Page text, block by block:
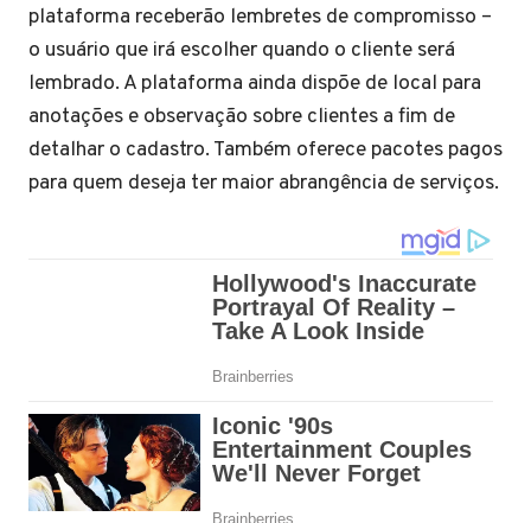
plataforma receberão lembretes de compromisso –
o usuário que irá escolher quando o cliente será
lembrado. A plataforma ainda dispõe de local para
anotações e observação sobre clientes a fim de
detalhar o cadastro. Também oferece pacotes pagos
para quem deseja ter maior abrangência de serviços.